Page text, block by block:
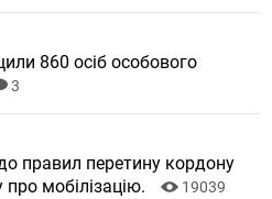
860 осіб особового
3
правил перетину кордону
про мобілізацію.
19039